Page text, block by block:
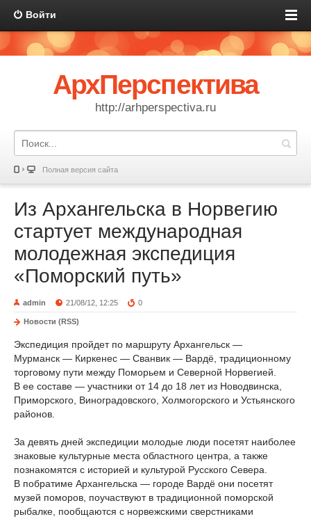
Войти
АрхПерспектива
http://arhperspectiva.ru
Полная версия сайта
Из Архангельска в Норвегию
стартует международная
молодежная экспедиция
«Поморский путь»
admin 21/08/12, 12:25 0
Новости (RSS)
Экспедиция пройдет по маршруту Архангельск —
Мурманск — Киркенес — Сванвик — Вардё, традиционному
торговому пути между Поморьем и Северной Норвегией.
В ее составе — участники от 14 до 18 лет из Новодвинска,
Приморского, Виноградовского, Холмогорского и Устьянского
районов.
За девять дней экспедиции молодые люди посетят наиболее
знаковые культурные места областного центра, а также
познакомятся с историей и культурой Русского Севера.
В побратиме Архангельска — городе Вардё они посетят
музей поморов, поучаствуют в традиционной поморской
рыбалке, пообщаются с норвежскими сверстниками